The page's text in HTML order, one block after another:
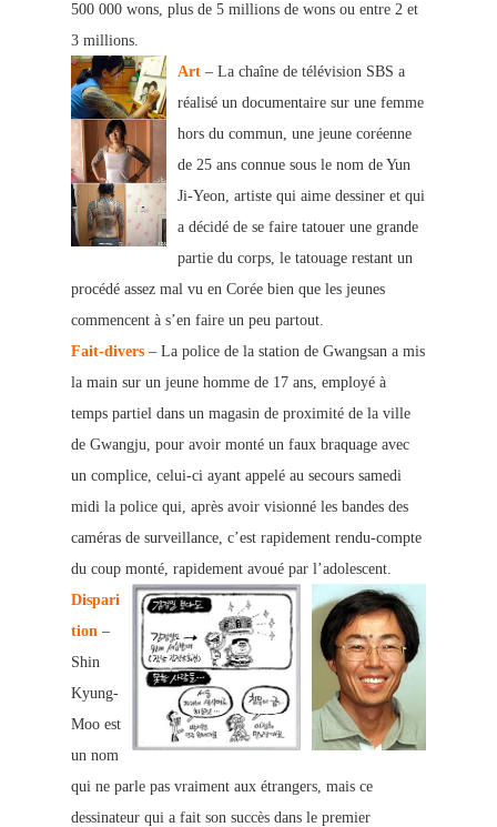
500 000 wons, plus de 5 millions de wons ou entre 2 et
3 millions.
Art – La chaîne de télévision SBS a
réalisé un documentaire sur une femme
hors du commun, une jeune coréenne
de 25 ans connue sous le nom de Yun
Ji-Yeon, artiste qui aime dessiner et qui
a décidé de se faire tatouer une grande
partie du corps, le tatouage restant un
procédé assez mal vu en Corée bien que les jeunes
commencent à s’en faire un peu partout.
Fait-divers – La police de la station de Gwangsan a mis
la main sur un jeune homme de 17 ans, employé à
temps partiel dans un magasin de proximité de la ville
de Gwangju, pour avoir monté un faux braquage avec
un complice, celui-ci ayant appelé au secours samedi
midi la police qui, après avoir visionné les bandes des
caméras de surveillance, c’est rapidement rendu-compte
du coup monté, rapidement avoué par l’adolescent.
Dispari
tion –
Shin
Kyung-
Moo est
un nom
qui ne parle pas vraiment aux étrangers, mais ce
dessinateur qui a fait son succès dans le premier